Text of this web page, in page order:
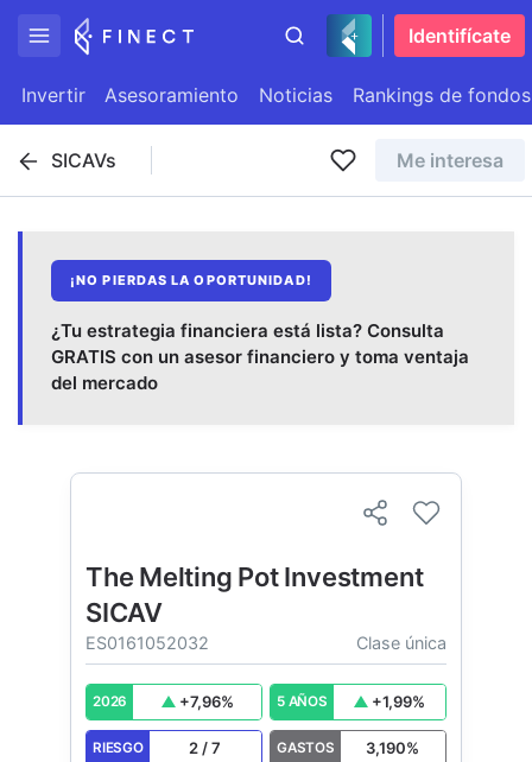
Identifícate
Invertir Asesoramiento Noticias Rankings de fondos
SICAVs Me interesa
¡NO PIERDAS LA OPORTUNIDAD!
¿Tu estrategia financiera está lista? Consulta
GRATIS con un asesor financiero y toma ventaja
del mercado
The Melting Pot Investment
SICAV
ES0161052032 Clase única
2026 +7,96% 5 AÑOS +1,99%
RIESGO 2 /7 GASTOS 3,190%